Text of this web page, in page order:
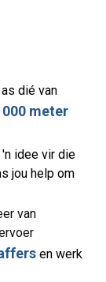
dié van
meter
idee vir die
jou help om
van
en werk